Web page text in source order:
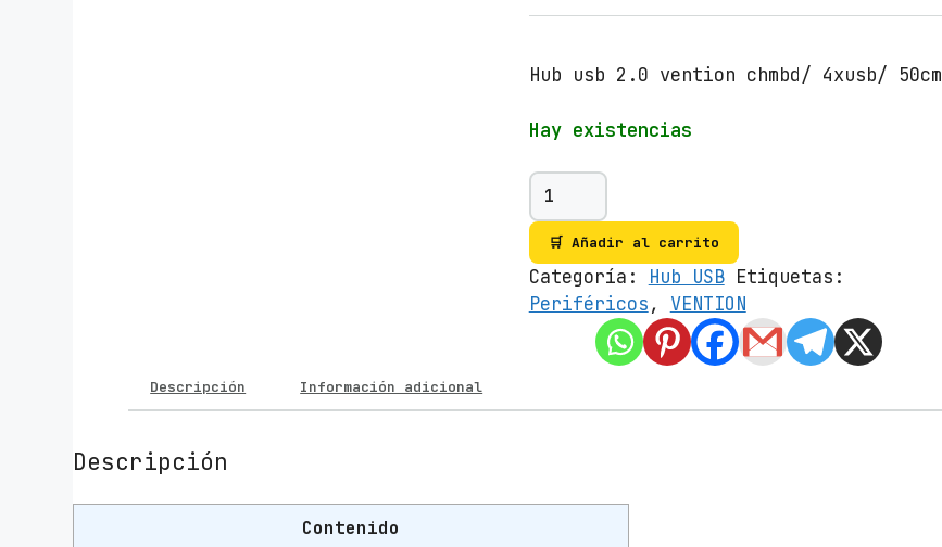
Hub usb 2.0 vention chmbd/ 4xusb/ 50cm
Hay existencias
H
u
U
S
B
t
🛒 Añadir al carrito
Categoría: Hub USB Etiquetas:
Periféricos, VENTION
Descripción Información adicional
Descripción
Contenido